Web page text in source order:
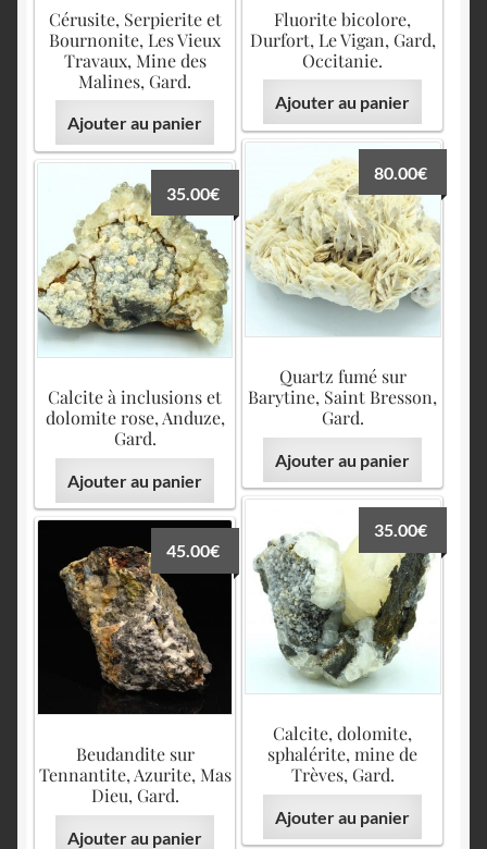
Cérusite, Serpierite et
Bournonite, Les Vieux
Travaux, Mine des
Malines, Gard.
Ajouter au panier
Fluorite bicolore,
Durfort, Le Vigan, Gard,
Occitanie.
Ajouter au panier
Quartz fumé sur
Barytine, Saint Bresson,
Gard.
80.00€
Ajouter au panier
Calcite à inclusions et
dolomite rose, Anduze,
Gard.
35.00€
Ajouter au panier
Calcite, dolomite,
sphalérite, mine de
Trèves, Gard.
35.00€
Ajouter au panier
Beudandite sur
Tennantite, Azurite, Mas
Dieu, Gard.
45.00€
Ajouter au panier